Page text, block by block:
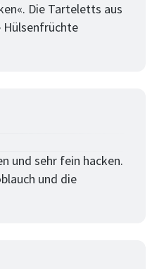
Die Tarteletts aus
Hülsenfrüchte
und sehr fein hacken.
und die